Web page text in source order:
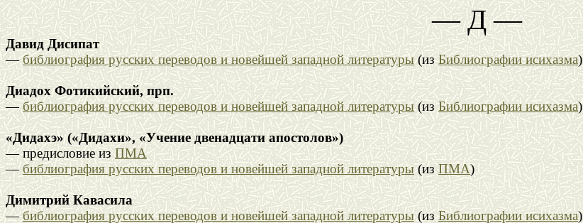
— Д —
Давид Дисипат
—библиография русских переводов и новейшей западной литературы(изБиблиографии исихазма)
Диадох Фотикийский, прп.
—библиография русских переводов и новейшей западной литературы(изБиблиографии исихазма)
«Дидахэ» («Дидахи», «Учение двенадцати апостолов»)
— предисловие изПМА
—библиография русских переводов и новейшей западной литературы(изПМА)
Димитрий Кавасила
—библиография русских переводов и новейшей западной литературы(изБиблиографии исихазма)